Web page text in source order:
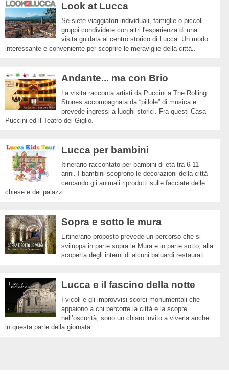
Look at Lucca
Se siete viaggiatori individuali, famiglie o piccoli
gruppi condividete con altri l'esperienza di una
visita guidata al centro storico di Lucca. Un modo
interessante e conveniente per scoprire le meraviglie della città..
Andante... ma con Brio
La visita racconta artisti da Puccini a The Rolling
Stones accompagnata da “pillole” di musica e
prevede ingressi a luoghi storici. Fra questi Casa
Puccini ed il Teatro del Giglio.
Lucca per bambini
Itinerario raccontato per bambini di età tra 6-11
anni. I bambini scoprono le decorazioni della città
cercando gli animali riprodotti sulle facciate delle
chiese e dei palazzi.
Sopra e sotto le mura
L’itinerario proposto prevede un percorso che si
sviluppa in parte sopra le Mura e in parte sotto, alla
scoperta degli interni di alcuni baluardi restaurati...
Lucca e il fascino della notte
I vicoli e gli improvvisi scorci monumentali che
appaiono a chi percorre la città e la scopre
nell’oscurità, sono un chiaro invito a viverla anche
in questa parte della giornata.